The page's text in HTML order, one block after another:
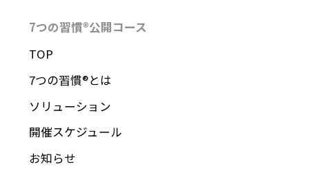
7つの習慣®︎公開コース
TOP
7つの習慣®︎とは
ソリューション
開催スケジュール
お知らせ